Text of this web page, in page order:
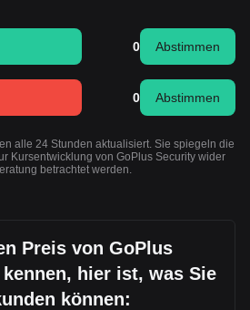
0 Abstimmen
0 Abstimmen
alle 24 Stunden aktualisiert. Sie spiegeln die
Kursentwicklung von GoPlus Security wider
betrachtet werden.
Preis von GoPlus
hier ist, was Sie
können: